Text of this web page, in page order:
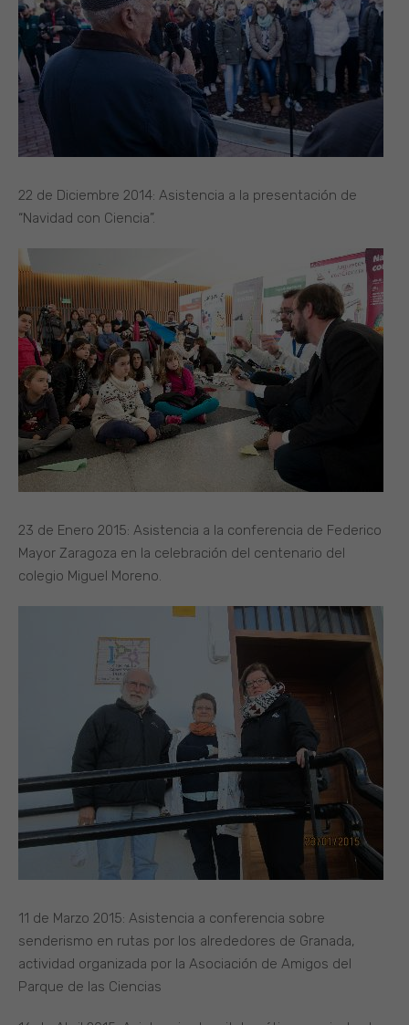
22 de Diciembre 2014: Asistencia a la presentación de
“Navidad con Ciencia”.
23 de Enero 2015: Asistencia a la conferencia de Federico
Mayor Zaragoza en la celebración del centenario del
colegio Miguel Moreno.
11 de Marzo 2015: Asistencia a conferencia sobre
senderismo en rutas por los alrededores de Granada,
actividad organizada por la Asociación de Amigos del
Parque de las Ciencias